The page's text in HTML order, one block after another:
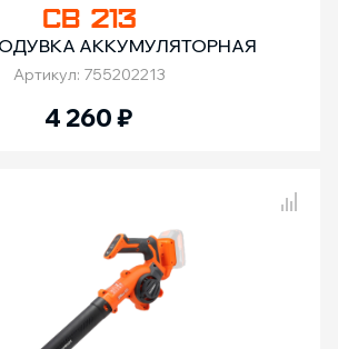
CB 213
АККУМУЛЯТОРНАЯ
Артикул: 755202213
4 260₽